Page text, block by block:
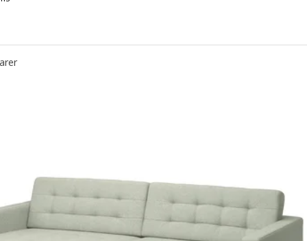
Canapé 3 places convertible, Hakebo gris foncé
Canapé 3 places convertible, Hakebo gris vert
Canapé 3 places convertible, Kilanda bleu foncé